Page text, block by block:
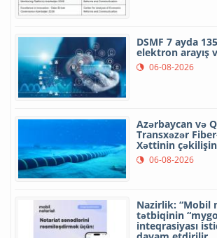
DSMF 7 ayda
elektron arayış
06-08-2026
Azərbaycan və
Transxəzər
Xəttinin
06-08-2026
Nazirlik: “Mobil
tətbiqinin
inteqrasiyası